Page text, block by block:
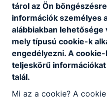
tárol az Ön
információk személyes
alábbiakban
mely típusú cookie-k
engedélyezni. A
teljeskörű információkat
talál.
Mi az a cookie? A